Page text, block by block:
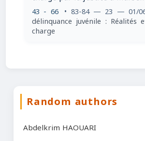
43 - 66 • 83-84 — 23 — 01/
délinquance juvénile : Réalités
charge
Random authors
Abdelkrim HAOUARI